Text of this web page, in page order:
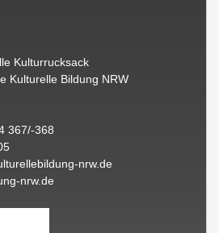
Kulturrucksack
Kulturelle Bildung NRW
367/-368
nrw.de
nrw.de